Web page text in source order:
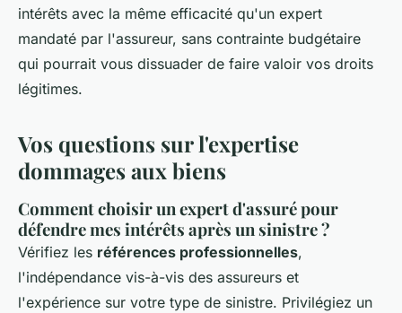
intérêts avec la même efficacité qu'un expert
mandaté par l'assureur, sans contrainte budgétaire
qui pourrait vous dissuader de faire valoir vos droits
légitimes.
Vos questions sur l'expertise
dommages aux biens
Comment choisir un expert d'assuré pour
défendre mes intérêts après un sinistre ?
Vérifiez les références professionnelles,
l'indépendance vis-à-vis des assureurs et
l'expérience sur votre type de sinistre. Privilégiez un